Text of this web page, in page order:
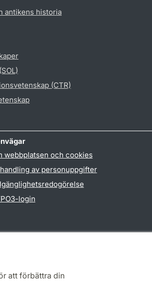
att förbättra din
antikens historia
(CTR)
webbplatsen och cookies
av personuppgifter
login